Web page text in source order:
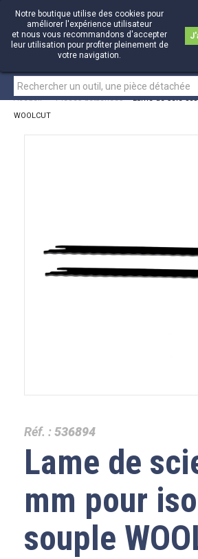
Notre boutique utilise des cookies pour
améliorer l'expérience utilisateur
et nous vous recommandons d'accepter
leur utilisation pour profiter pleinement de
votre navigation.
Accueil > Pièces détachées > Lame de scie
WOOLCUT
Réf. :536894
Lame de
mm pour
souple